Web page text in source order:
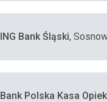
ING Bank Śląski,
Bank Polska Kasa